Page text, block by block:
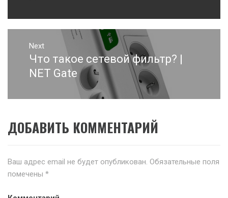
Next
Next
post:
Что такое сетевой фильтр? |
NET Gate
ДОБАВИТЬ КОММЕНТАРИЙ
Ваш адрес email не будет опубликован. Обязательные поля
помечены *